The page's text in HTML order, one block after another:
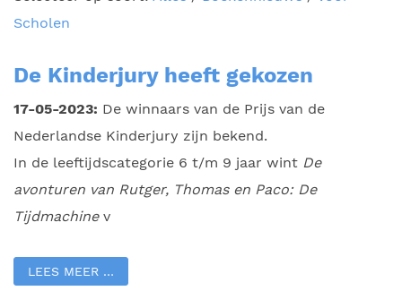
Scholen
De Kinderjury heeft gekozen
17-05-2023: De winnaars van de Prijs van de
Nederlandse Kinderjury zijn bekend.
In de leeftijdscategorie 6 t/m 9 jaar wint De
avonturen van Rutger, Thomas en Paco: De
Tijdmachinev
LEES MEER …